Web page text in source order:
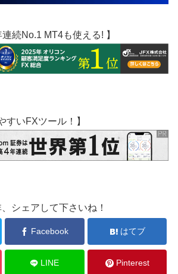
続No.1 MT4も使える! 】
すいFXツール！】
シェアして下さいね！
Facebook はてブ
LINE Pinterest